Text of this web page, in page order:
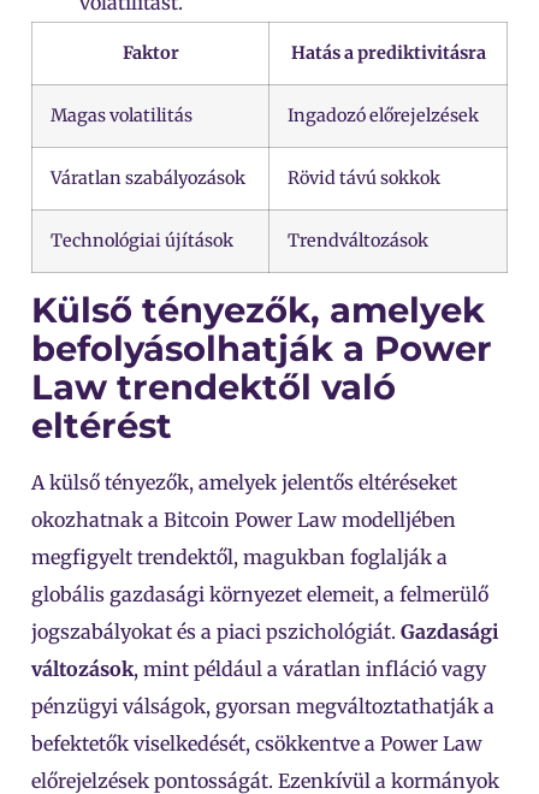
Faktor Hatás a prediktivitásra
Magas volatilitás Ingadozó előrejelzések
Váratlan szabályozások Rövid távú sokkok
Technológiai újítások Trendváltozások
Külső tényezők, amelyek
befolyásolhatják a Power
Law trendektől való
eltérést
A külső tényezők, amelyek jelentős eltéréseket
okozhatnak a Bitcoin Power Law modelljében
megfigyelt trendektől, magukban foglalják a
globális gazdasági környezet elemeit, a felmerülő
jogszabályokat és a piaci pszichológiát. Gazdasági
változások, mint például a váratlan infláció vagy
pénzügyi válságok, gyorsan megváltoztathatják a
befektetők viselkedését, csökkentve a Power Law
előrejelzések pontosságát. Ezenkívül a kormányok